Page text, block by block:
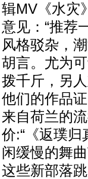
辑MV《水灾
意见：“推荐
风格驳杂，
胡言。尤为
拨千斤，另
他们的作品
来自荷兰的
价:“《返璞
闲缓慢的舞
这些新部落